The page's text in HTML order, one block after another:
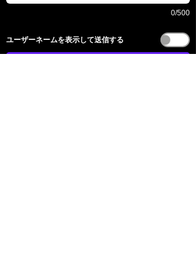
0/500
​ユーザーネームを表示して送信する